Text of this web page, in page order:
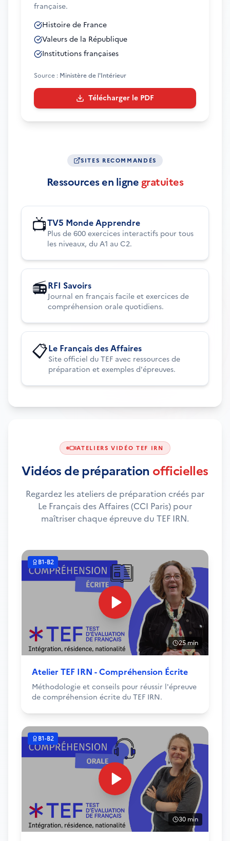
française.
Histoire de France
Valeurs de la République
Institutions françaises
Source : Ministère de l'Intérieur
Télécharger le PDF
SITES RECOMMANDÉS
Ressources en lignegratuites
📺TV5 Monde Apprendre
Plus de 600 exercices interactifs pour tous
les niveaux, du A1 au C2.
📻RFI Savoirs
Journal en français facile et exercices de
compréhension orale quotidiens.
📋Le Français des Affaires
Site officiel du TEF avec ressources de
préparation et exemples d'épreuves.
ATELIERS VIDÉO TEF IRN
Vidéos de préparationofficielles
Regardez les ateliers de préparation créés par
Le Français des Affaires (CCI Paris) pour
maîtriser chaque épreuve du TEF IRN.
25 min
B1-B2
Atelier TEF IRN - Compréhension Écrite
Méthodologie et conseils pour réussir l'épreuve
de compréhension écrite du TEF IRN.
30 min
B1-B2